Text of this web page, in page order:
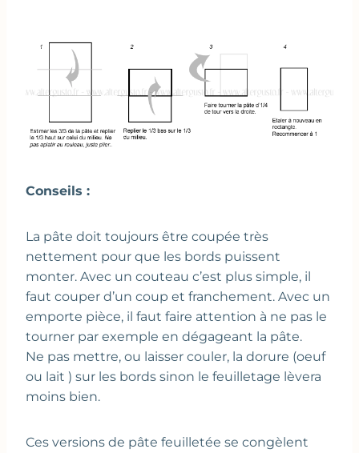
Conseils :
La pâte doit toujours être coupée très
nettement pour que les bords puissent
monter. Avec un couteau c’est plus simple, il
faut couper d’un coup et franchement. Avec un
emporte pièce, il faut faire attention à ne pas le
tourner par exemple en dégageant la pâte.
Ne pas mettre, ou laisser couler, la dorure (oeuf
ou lait ) sur les bords sinon le feuilletage lèvera
moins bien.
Ces versions de pâte feuilletée se congèlent